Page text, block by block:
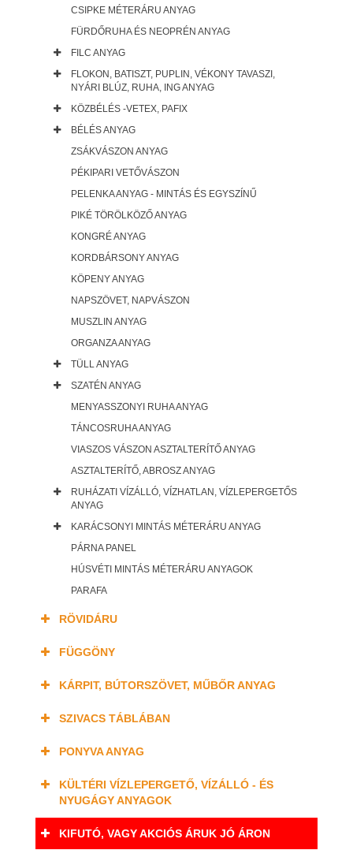
CSIPKE MÉTERÁRU ANYAG
FÜRDŐRUHA ÉS NEOPRÉN ANYAG
FILC ANYAG
FLOKON, BATISZT, PUPLIN, VÉKONY TAVASZI,
NYÁRI BLÚZ, RUHA, ING ANYAG
KÖZBÉLÉS -VETEX, PAFIX
BÉLÉS ANYAG
ZSÁKVÁSZON ANYAG
PÉKIPARI VETŐVÁSZON
PELENKA ANYAG - MINTÁS ÉS EGYSZÍNŰ
PIKÉ TÖRÖLKÖZŐ ANYAG
KONGRÉ ANYAG
KORDBÁRSONY ANYAG
KÖPENY ANYAG
NAPSZÖVET, NAPVÁSZON
MUSZLIN ANYAG
ORGANZA ANYAG
TÜLL ANYAG
SZATÉN ANYAG
MENYASSZONYI RUHA ANYAG
TÁNCOSRUHA ANYAG
VIASZOS VÁSZON ASZTALTERÍTŐ ANYAG
ASZTALTERÍTŐ, ABROSZ ANYAG
RUHÁZATI VÍZÁLLÓ, VÍZHATLAN, VÍZLEPERGETŐS
ANYAG
KARÁCSONYI MINTÁS MÉTERÁRU ANYAG
PÁRNA PANEL
HÚSVÉTI MINTÁS MÉTERÁRU ANYAGOK
PARAFA
RÖVIDÁRU
FÜGGÖNY
KÁRPIT, BÚTORSZÖVET, MŰBŐR ANYAG
SZIVACS TÁBLÁBAN
PONYVA ANYAG
KÜLTÉRI VÍZLEPERGETŐ, VÍZÁLLÓ - ÉS
NYUGÁGY ANYAGOK
KIFUTÓ, VAGY AKCIÓS ÁRUK JÓ ÁRON